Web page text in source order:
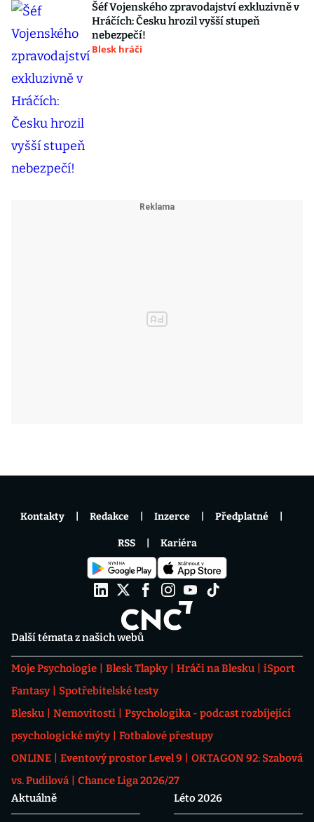
Šéf Vojenského zpravodajství exkluzivně v
Hráčích: Česku hrozil vyšší stupeň
nebezpečí!
Blesk hráči
Další témata z našich webů
Moje Psychologie Blesk Tlapky Hráči na Blesku
iSport
Fantasy
Spotřebitelské testy
Blesku
Nemovitosti
Psychologika - podcast rozbíjející
psychologické mýty
Fotbalové přestupy
ONLINE
Eventový prostor Level 9
OKTAGON 92: Szabová
vs. Pudilová
Chance Liga 2026/27
Aktuálně
Léto 2026
Kontakty Redakce Inzerce Předplatné
RSS Kariéra